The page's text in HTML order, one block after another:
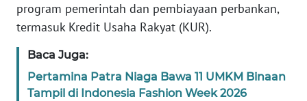
program pemerintah dan pembiayaan perbankan,
termasuk Kredit Usaha Rakyat (KUR).
Baca Juga:
Pertamina Patra Niaga Bawa 11 UMKM Binaan
Tampil di Indonesia Fashion Week 2026
WN
SERAMBI
WN
JAMBI